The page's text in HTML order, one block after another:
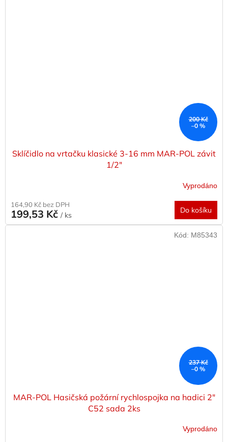
200 Kč
–0 %
Sklíčidlo na vrtačku klasické 3-16 mm MAR-POL závit
1/2"
Vyprodáno
164,90 Kč bez DPH
199,53 Kč / ks
Do košíku
237 Kč
–0 %
MAR-POL Hasičská požární rychlospojka na hadici 2"
C52 sada 2ks
Vyprodáno
Kód: M85343